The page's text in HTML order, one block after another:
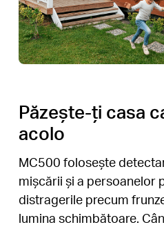
Păzește-ți casa
acolo
MC500 folosește
mișcării și a persoanelor
distragerile precum
lumina schimbătoare.